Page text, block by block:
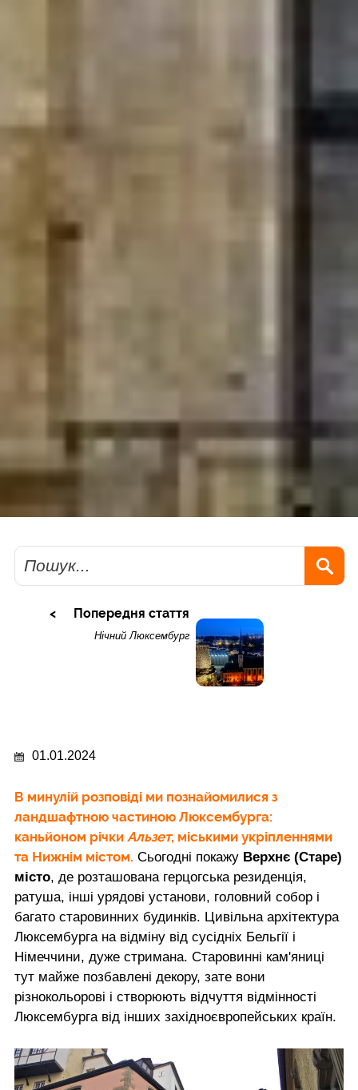
Пошук
Попередня стаття
Нічний Люксембург
01.01.2024
В минулій розповіді ми познайомилися з
ландшафтною частиною Люксембурга:
каньйоном річки Альзет, міськими укріпленнями
та Нижнім містом. Сьогодні покажу Верхнє (Старе)
місто, де розташована герцогська резиденція,
ратуша, інші урядові установи, головний собор і
багато старовинних будинків. Цивільна архітектура
Люксембурга на відміну від сусідніх Бельгії і
Німеччини, дуже стримана. Старовинні кам'яниці
тут майже позбавлені декору, зате вони
різнокольорові і створюють відчуття відмінності
Люксембурга від інших західноєвропейських країн.